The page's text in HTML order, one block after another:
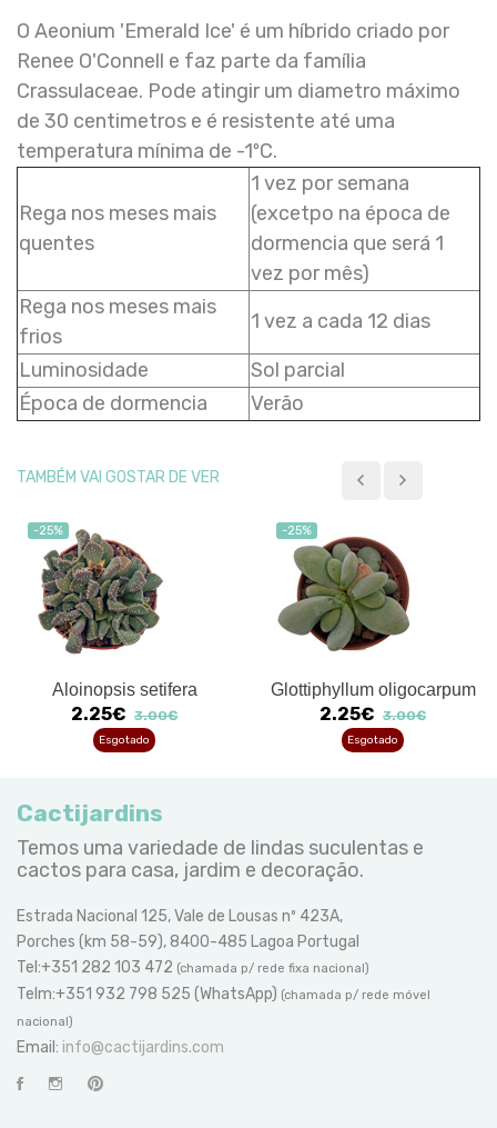
O Aeonium 'Emerald Ice' é um híbrido criado por
Renee O'Connell e faz parte da família
Crassulaceae. Pode atingir um diametro máximo
de 30 centimetros e é resistente até uma
temperatura mínima de -1ºC.
Rega nos meses mais
quentes
1 vez por semana
(excetpo na época de
dormencia que será 1
vez por mês)
Rega nos meses mais
frios
1 vez a cada 12 dias
Luminosidade
Sol parcial
Época de dormencia
Verão
TAMBÉM VAI GOSTAR DE VER
-25%
Aloinopsis setifera
2.25€ 3.00€
Esgotado
-25%
Glottiphyllum oligocarpum
2.25€ 3.00€
Esgotado
Cactijardins
Temos uma variedade de lindas suculentas e
cactos para casa, jardim e decoração.
Estrada Nacional 125, Vale de Lousas nº 423A,
Porches (km 58-59), 8400-485 Lagoa Portugal
Tel:+351 282 103 472 (chamada p/ rede fixa nacional)
Telm:+351 932 798 525 (WhatsApp) (chamada p/ rede móvel
nacional)
Email: info@cactijardins.com